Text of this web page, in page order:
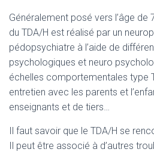
Généralement posé vers l’âge de
du TDA/H est réalisé par un
pédopsychiatre à l’aide de
psychologiques et neuro
échelles comportementales type
entretien avec les parents et
enseignants et de tiers…
Il faut savoir que le TDA/H se
Il peut être associé à d’autres